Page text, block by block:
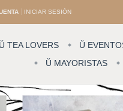
INICIAR SESIÓN
Ŭ TEA LOVERS Ŭ
Ŭ MAYORISTAS